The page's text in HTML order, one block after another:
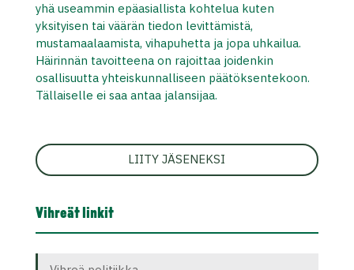
yhä useammin epäasiallista kohtelua kuten
yksityisen tai väärän tiedon levittämistä,
mustamaalaamista, vihapuhetta ja jopa uhkailua.
Häirinnän tavoitteena on rajoittaa joidenkin
osallisuutta yhteiskunnalliseen päätöksentekoon.
Tällaiselle ei saa antaa jalansijaa.
LIITY JÄSENEKSI
Vihreät linkit